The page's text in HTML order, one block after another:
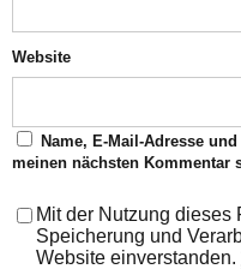
Website
Name, E-Mail-Adresse
meinen nächsten Kommentar
Mit der Nutzung dieses
Speicherung und
Website einverstanden.